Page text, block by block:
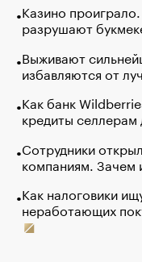
Казино
разрушают
Выживают
избавляются от
Как банк
кредиты селлерам
Сотрудники
компаниям. Зачем
Как налоговики
неработающих